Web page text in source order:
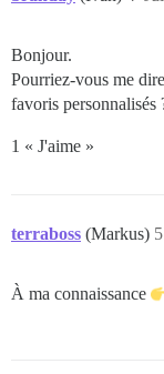
Bonjour.
Pourriez-vous me
favoris personnalisés
1 « J'aime »
terraboss (Markus) 5
À ma connaissance